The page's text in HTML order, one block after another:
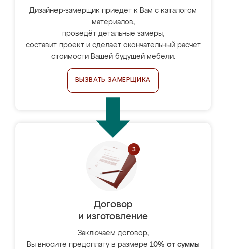
Дизайнер-замерщик приедет к Вам с каталогом
материалов,
проведёт детальные замеры,
составит проект и сделает окончательный расчёт
стоимости Вашей будущей мебели.
ВЫЗВАТЬ ЗАМЕРЩИКА
Договор
и изготовление
Заключаем договор,
Вы вносите предоплату в размере 10% от суммы